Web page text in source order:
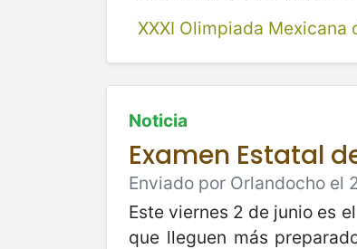
XXXI Olimpiada Mexicana
Noticia
Examen Estatal
Enviado por Orlandocho el
Este viernes 2 de junio es
que lleguen más